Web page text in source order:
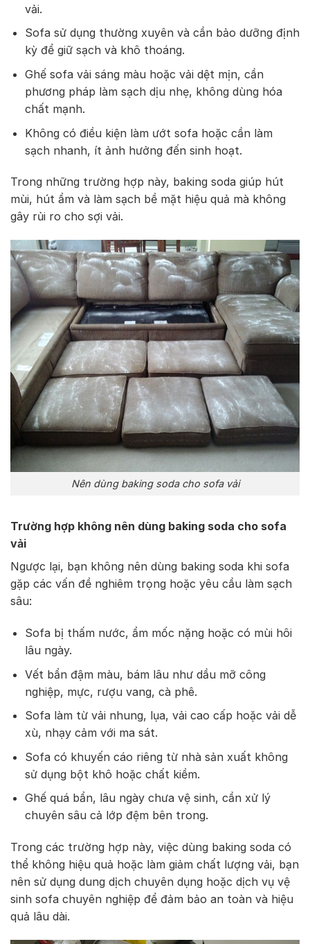
vải.
Sofa sử dụng thường xuyên và cần bảo dưỡng định
kỳ để giữ sạch và khô thoáng.
Ghế sofa vải sáng màu hoặc vải dệt mịn, cần
phương pháp làm sạch dịu nhẹ, không dùng hóa
chất mạnh.
Không có điều kiện làm ướt sofa hoặc cần làm
sạch nhanh, ít ảnh hưởng đến sinh hoạt.
Trong những trường hợp này, baking soda giúp hút
mùi, hút ẩm và làm sạch bề mặt hiệu quả mà không
gây rủi ro cho sợi vải.
Nên dùng baking soda cho sofa vải
Trường hợp không nên dùng baking soda cho sofa
vải
Ngược lại, bạn không nên dùng baking soda khi sofa
gặp các vấn đề nghiêm trọng hoặc yêu cầu làm sạch
sâu:
Sofa bị thấm nước, ẩm mốc nặng hoặc có mùi hôi
lâu ngày.
Vết bẩn đậm màu, bám lâu như dầu mỡ công
nghiệp, mực, rượu vang, cà phê.
Sofa làm từ vải nhung, lụa, vải cao cấp hoặc vải dễ
xù, nhạy cảm với ma sát.
Sofa có khuyến cáo riêng từ nhà sản xuất không
sử dụng bột khô hoặc chất kiềm.
Ghế quá bẩn, lâu ngày chưa vệ sinh, cần xử lý
chuyên sâu cả lớp đệm bên trong.
Trong các trường hợp này, việc dùng baking soda có
thể không hiệu quả hoặc làm giảm chất lượng vải, bạn
nên sử dụng dung dịch chuyên dụng hoặc dịch vụ vệ
sinh sofa chuyên nghiệp để đảm bảo an toàn và hiệu
quả lâu dài.